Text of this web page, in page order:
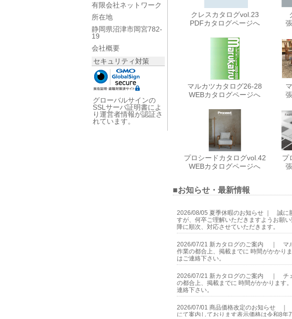
有限会社ネットワーク
所在地
静岡県沼津市岡宮782-
19
会社概要
セキュリティ対策
グローバルサインの
SSLサーバ証明書によ
り運営者情報が認証さ
れています。
クレスカタログvol.23
PDFカタログページへ
マルカツカタログ26-28
WEBカタログページへ
プロシードカタログvol.42
WEBカタログページへ
プ
■お知らせ・最新情報